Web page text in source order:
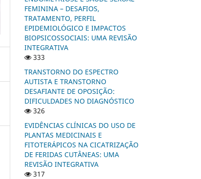
FEMININA – DESAFIOS,
TRATAMENTO, PERFIL
EPIDEMIOLÓGICO E IMPACTOS
BIOPSICOSSOCIAIS: UMA REVISÃO
INTEGRATIVA
333
TRANSTORNO DO ESPECTRO
AUTISTA E TRANSTORNO
DESAFIANTE DE OPOSIÇÃO:
DIFICULDADES NO DIAGNÓSTICO
326
EVIDÊNCIAS CLÍNICAS DO USO DE
PLANTAS MEDICINAIS E
FITOTERÁPICOS NA CICATRIZAÇÃO
DE FERIDAS CUTÂNEAS: UMA
REVISÃO INTEGRATIVA
317